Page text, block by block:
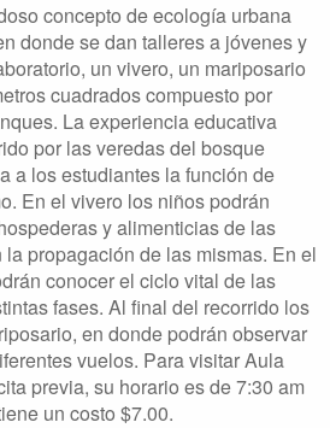
concepto de ecología urbana
donde se dan talleres a jóvenes y
un vivero, un mariposario
cuadrados compuesto por
La experiencia educativa
por las veredas del bosque
a los estudiantes la función de
En el vivero los niños podrán
y alimenticias de las
propagación de las mismas. En el
conocer el ciclo vital de las
fases. Al final del recorrido los
en donde podrán observar
vuelos. Para visitar Aula
previa, su horario es de 7:30 am
un costo $7.00.